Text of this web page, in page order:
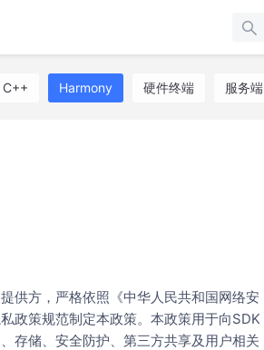
C++ Harmony 硬件终端 服务端
供方，严格依照《中华人民共和国网络安
政策规范制定本政策。本政策用于向SDK
存储、安全防护、第三方共享及用户相关